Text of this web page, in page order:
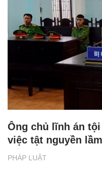
PHÁP LUẬT
Ông chủ lĩnh án
việc tật nguyền